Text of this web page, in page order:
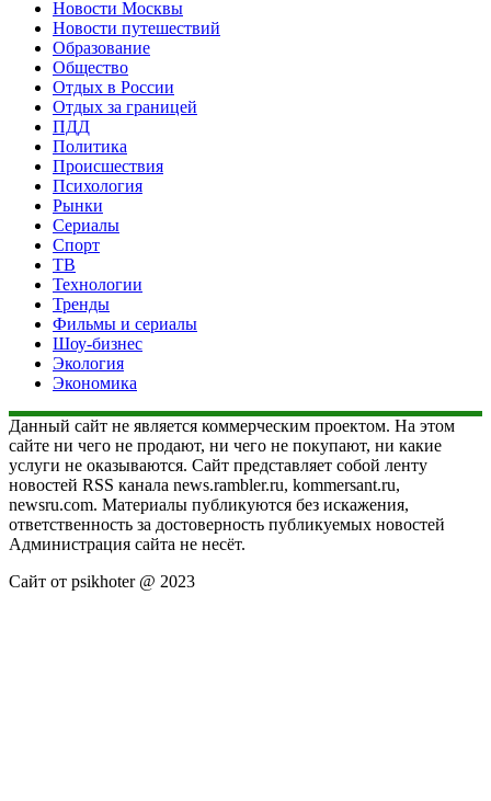
Новости Москвы
Новости путешествий
Образование
Общество
Отдых в России
Отдых за границей
ПДД
Политика
Происшествия
Психология
Рынки
Сериалы
Спорт
ТВ
Технологии
Тренды
Фильмы и сериалы
Шоу-бизнес
Экология
Экономика
Данный сайт не является коммерческим проектом. На этом
сайте ни чего не продают, ни чего не покупают, ни какие
услуги не оказываются. Сайт представляет собой ленту
новостей RSS канала news.rambler.ru, kommersant.ru,
newsru.com. Материалы публикуются без искажения,
ответственность за достоверность публикуемых новостей
Администрация сайта не несёт.
Сайт от psikhoter @ 2023